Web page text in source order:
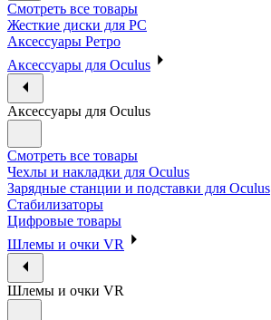
Смотреть все товары
Жесткие диски для PC
Аксессуары Ретро
Аксессуары для Oculus
Аксессуары для Oculus
Смотреть все товары
Чехлы и накладки для Oculus
Зарядные станции и подставки для Oculus
Стабилизаторы
Цифровые товары
Шлемы и очки VR
Шлемы и очки VR